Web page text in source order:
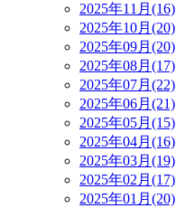
2025年11月(16)
2025年10月(20)
2025年09月(20)
2025年08月(17)
2025年07月(22)
2025年06月(21)
2025年05月(15)
2025年04月(16)
2025年03月(19)
2025年02月(17)
2025年01月(20)